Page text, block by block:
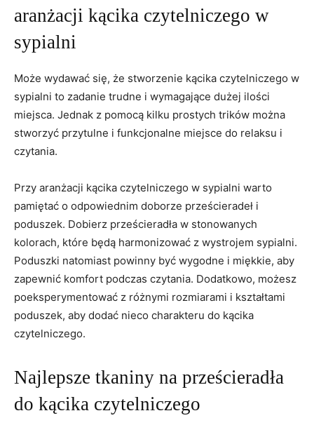
aranżacji ‌kącika‍ czytelniczego w
sypialni
Może wydawać się, że stworzenie kącika czytelniczego w
sypialni to zadanie trudne i wymagające dużej ilości
miejsca. Jednak z ⁣pomocą kilku prostych trików można
⁤stworzyć⁤ przytulne ‍i funkcjonalne⁤ miejsce do relaksu⁣ i
czytania.
Przy aranżacji​ kącika czytelniczego w sypialni warto
pamiętać o odpowiednim doborze prześcieradeł i
poduszek. Dobierz prześcieradła w stonowanych
kolorach, które będą harmonizować z wystrojem sypialni.
Poduszki natomiast powinny być wygodne i miękkie, aby
zapewnić komfort podczas czytania. Dodatkowo, możesz
poeksperymentować z różnymi rozmiarami i kształtami
poduszek, aby dodać nieco charakteru do kącika
czytelniczego.
Najlepsze tkaniny na prześcieradła
do kącika czytelniczego